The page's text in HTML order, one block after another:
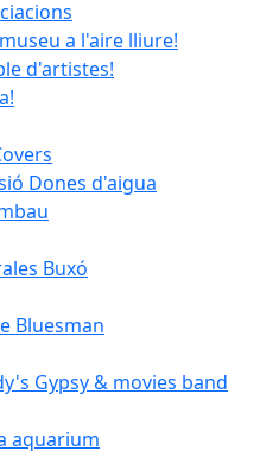
a l'aire lliure!
d'artistes!
Dones d'aigua
Buxó
Bluesman
Gypsy & movies band
aquarium